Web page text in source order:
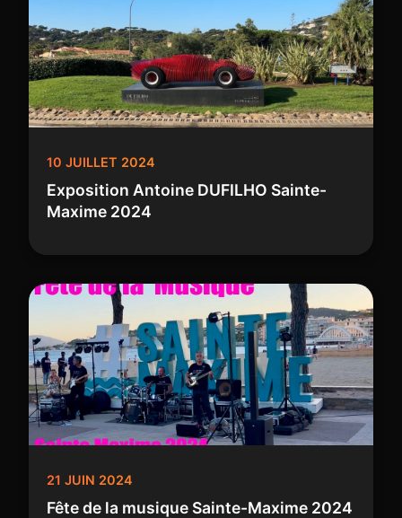
10 JUILLET 2024
Exposition Antoine DUFILHO Sainte-
Maxime 2024
21 JUIN 2024
Fête de la musique Sainte-Maxime 2024